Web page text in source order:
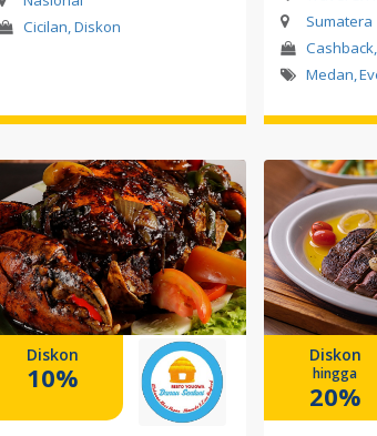
Cicilan, Diskon
Sumatera
Medan,
Diskon
10%
Diskon
hingga
20%